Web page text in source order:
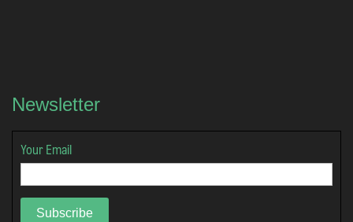
Newsletter
Your Email
Subscribe